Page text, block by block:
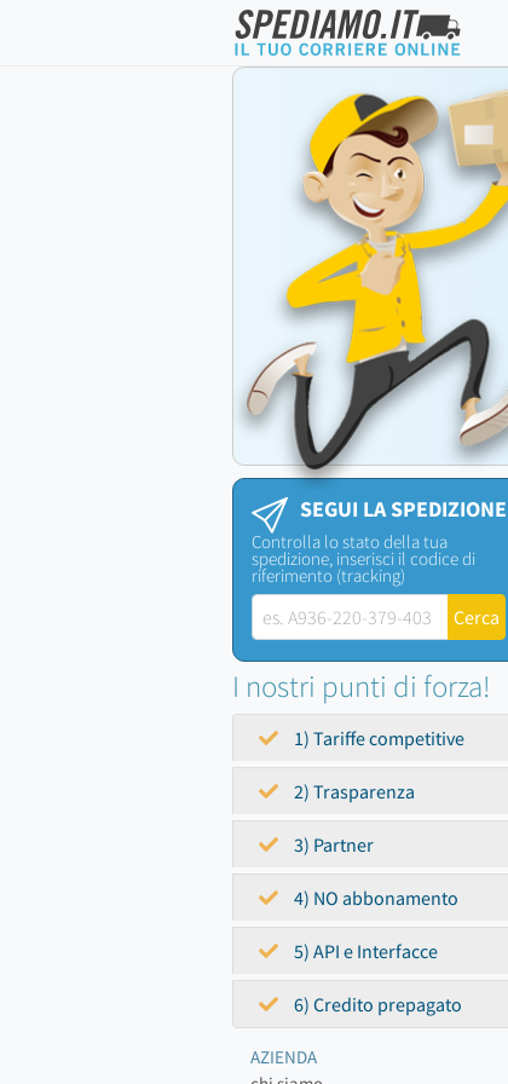
SEGUI LA SPEDIZIONE
Controlla lo stato della tua
spedizione, inserisci il codice di
riferimento (tracking)
I nostri punti di forza!
1) Tariffe competitive
2) Trasparenza
3) Partner
4) NO abbonamento
5) API e Interfacce
6) Credito prepagato
AZIENDA